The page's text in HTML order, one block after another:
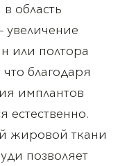
область
увеличение
или полтора
благодаря
имплантов
естественно.
жировой ткани
позволяет